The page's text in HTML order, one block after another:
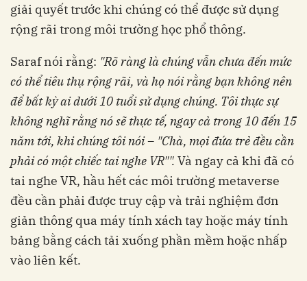
giải quyết trước khi chúng có thể được sử dụng
rộng rãi trong môi trường học phổ thông.
Saraf nói rằng: "Rõ ràng là chúng vẫn chưa đến mức
có thể tiêu thụ rộng rãi, và họ nói rằng bạn không nên
để bất kỳ ai dưới 10 tuổi sử dụng chúng. Tôi thực sự
không nghĩ rằng nó sẽ thực tế, ngay cả trong 10 đến 15
năm tới, khi chúng tôi nói – "Chà, mọi đứa trẻ đều cần
phải có một chiếc tai nghe VR"". Và ngay cả khi đã có
tai nghe VR, hầu hết các môi trường metaverse
đều cần phải được truy cập và trải nghiệm đơn
giản thông qua máy tính xách tay hoặc máy tính
bảng bằng cách tải xuống phần mềm hoặc nhấp
vào liên kết.